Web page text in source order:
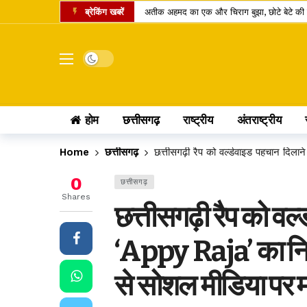
ब्रेकिंग खबरें अतीक अहमद का एक और चिराग बुझा, छोटे बेटे की
चंद्र ग्रहण 2026: क्या रक्षाबंधन के दिन भारत में
छत्तीसगढ़ में 10 टोल प्लाजा पर बढ़ी दरें, सफर के
आत्मानंद स्कूलों में शिक्षक भर्ती का बदला तरीका, अब
होटल में गहने चोरी होने पर उपभोक्ता आयोग का
छत्तीसगढ़ में खाद्य सुरक्षा व्यवस्था पर सवाल: 14
Dark mode
होम छत्तीसगढ़ राष्ट्रीय अंतराष्ट्रीय
Home छत्तीसगढ़ छत्तीसगढ़ी रैप को वर्ल्डवाइड पहचान
छत्तीसगढ़
छत्तीसगढ़ी रैप को
‘Appy Raja’ का
से सोशल मीडिया पर
0
Shares